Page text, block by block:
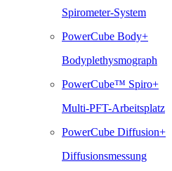
Spirometer-System
PowerCube Body+
Bodyplethysmograph
PowerCube™ Spiro+
Multi-PFT-Arbeitsplatz
PowerCube Diffusion+
Diffusionsmessung